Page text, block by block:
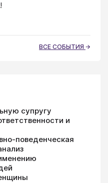
ВСЕ СОБЫТИЯ
супругу
и
поведенческая